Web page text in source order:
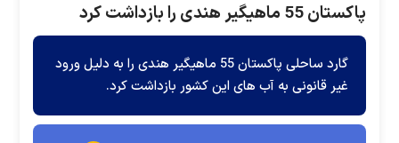
پاکستان 55 ماهیگیر هندی را بازداشت کرد
گارد ساحلی پاکستان 55 ماهیگیر هندی را به دلیل ورود
غیر قانونی به آب های این کشور بازداشت کرد.